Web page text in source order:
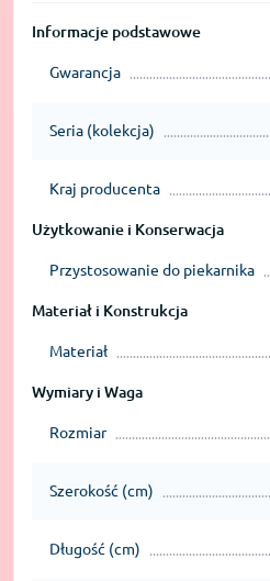
Informacje podstawowe
Gwarancja
Seria (kolekcja)
Kraj producenta
Użytkowanie i Konserwacja
Przystosowanie do piekarnika
Materiał i Konstrukcja
Materiał
Wymiary i Waga
Rozmiar
Szerokość (cm)
Długość (cm)